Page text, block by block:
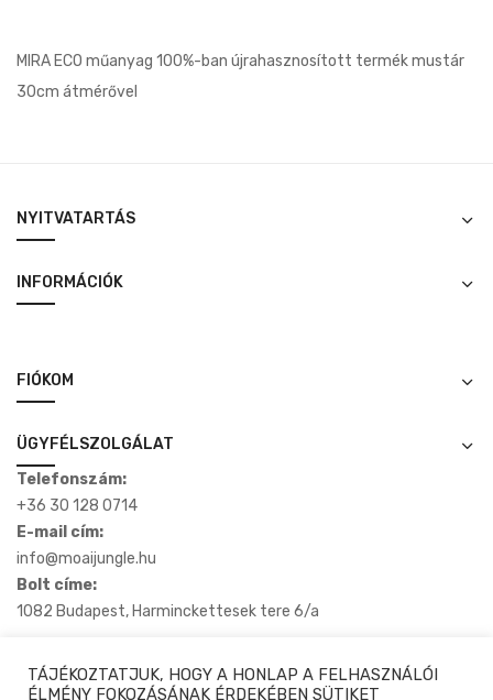
MIRA ECO műanyag 100%-ban újrahasznosított termék mustár
30cm átmérővel
NYITVATARTÁS
INFORMÁCIÓK
FIÓKOM
ÜGYFÉLSZOLGÁLAT
Telefonszám:
+36 30 128 0714
E-mail cím:
info@moaijungle.hu
Bolt címe:
1082 Budapest, Harminckettesek tere 6/a
TÁJÉKOZTATJUK, HOGY A HONLAP A FELHASZNÁLÓI
ÉLMÉNY FOKOZÁSÁNAK ÉRDEKÉBEN SÜTIKET